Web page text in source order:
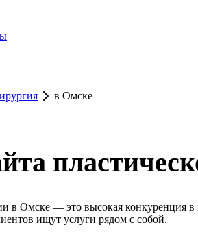
в Омске
в Омске — это высокая конкуренция
ищут услуги рядом с собой.